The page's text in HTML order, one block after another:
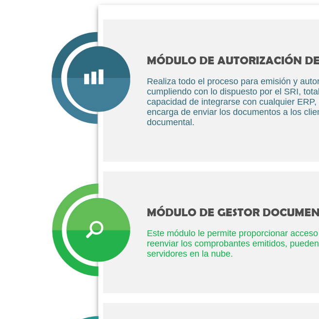
MÓDULO DE AUTORIZACIÓN
Realiza todo el proceso para emisión y
cumpliendo con lo dispuesto por el SRI,
capacidad de integrarse con cualquier
encarga de enviar los documentos a los
documental.
MÓDULO DE GESTOR
Este módulo le permite proporcionar
reenviar los comprobantes emitidos,
servidores en la nube.